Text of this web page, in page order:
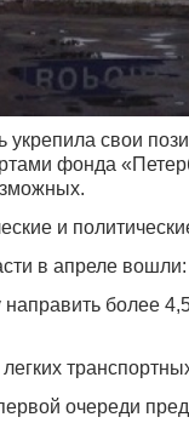
свои
фонда
и
в апреле вошли:
более
очереди